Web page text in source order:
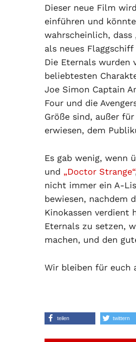
Dieser neue Film
einführen und
wahrscheinlich, dass
als neues
Die Eternals wurden
beliebtesten
Joe Simon Captain
Four und die
Größe sind, außer
erwiesen, dem
Es gab wenig, wenn
und „Doctor Strange“
nicht immer ein A-
bewiesen, nachdem
Kinokassen verdient
Eternals zu setzen,
machen, und den
Wir bleiben für euch
teilen twittern